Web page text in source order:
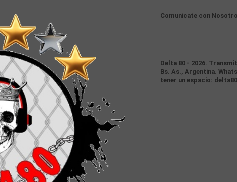
Comunicate con
Delta 80 - 2026.
Bs. As., Argentina.
tener un espacio: